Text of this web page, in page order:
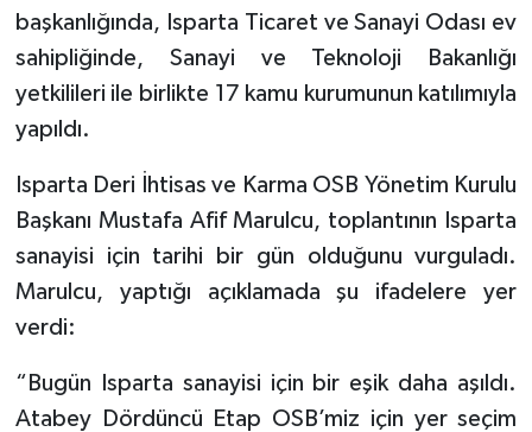
başkanlığında, Isparta Ticaret ve Sanayi Odası ev
sahipliğinde, Sanayi ve Teknoloji Bakanlığı
yetkilileri ile birlikte 17 kamu kurumunun katılımıyla
yapıldı.
Isparta Deri İhtisas ve Karma OSB Yönetim Kurulu
Başkanı Mustafa Afif Marulcu, toplantının Isparta
sanayisi için tarihi bir gün olduğunu vurguladı.
Marulcu, yaptığı açıklamada şu ifadelere yer
verdi:
“Bugün Isparta sanayisi için bir eşik daha aşıldı.
Atabey Dördüncü Etap OSB’miz için yer seçim
Türkiye
Yerel
Künye